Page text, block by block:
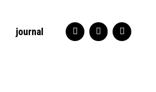
journal